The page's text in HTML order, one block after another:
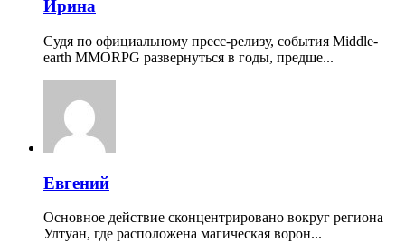
Ирина
Судя по официальному пресс-релизу, события Middle-
earth MMORPG развернуться в годы, предше...
Евгений
Основное действие сконцентрировано вокруг региона
Ултуан, где расположена магическая ворон...